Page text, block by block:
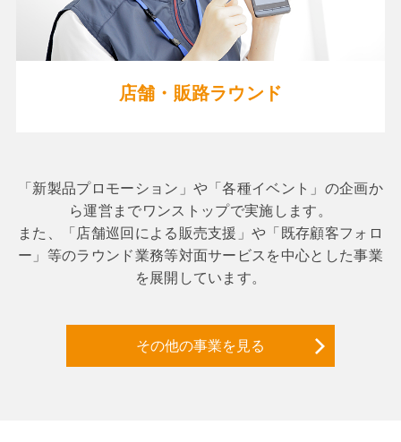
店舗・販路ラウンド
「新製品プロモーション」や「各種イベント」の企画か
ら運営までワンストップで実施します。
また、「店舗巡回による販売支援」や「既存顧客フォロ
ー」等のラウンド業務等対面サービスを中心とした事業
を展開しています。
その他の事業を見る